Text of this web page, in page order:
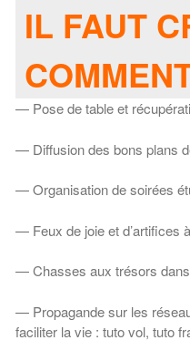
IL FAUT
— Pose de table et
— Diffusion des bons plans
— Organisation de soirées
— Feux de joie et d’artifices à
— Chasses aux trésors
— Propagande sur les
faciliter la vie : tuto vol, tuto